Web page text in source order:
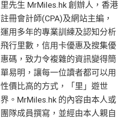
里先生 MrMiles.hk 創辦人，香港
註冊會計師(CPA)及網站主編，
運用多年的專業訓練及認知分析
飛行里數，信用卡優惠及搜集優
惠碼，致力令複雜的資訊變得簡
單易明，讓每一位讀者都可以用
性價比高的方式，「里」遊世
界。MrMiles.hk 的內容由本人或
團隊成員撰寫，並經由本人親自